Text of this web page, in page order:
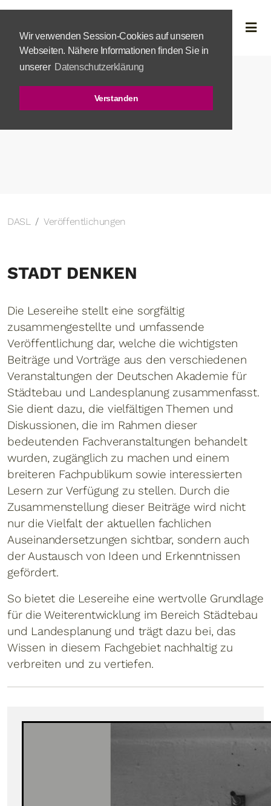
Wir verwenden Session-Cookies auf unseren
Webseiten. Nähere Informationen finden Sie in
unserer Datenschutzerklärung
Verstanden
DASL Veröffentlichungen
STADT DENKEN
Die Lesereihe stellt eine sorgfältig
zusammengestellte und umfassende
Veröffentlichung dar, welche die wichtigsten
Beiträge und Vorträge aus den verschiedenen
Veranstaltungen der Deutschen Akademie für
Städtebau und Landesplanung zusammenfasst.
Sie dient dazu, die vielfältigen Themen und
Diskussionen, die im Rahmen dieser
bedeutenden Fachveranstaltungen behandelt
wurden, zugänglich zu machen und einem
breiteren Fachpublikum sowie interessierten
Lesern zur Verfügung zu stellen. Durch die
Zusammenstellung dieser Beiträge wird nicht
nur die Vielfalt der aktuellen fachlichen
Auseinandersetzungen sichtbar, sondern auch
der Austausch von Ideen und Erkenntnissen
gefördert.
So bietet die Lesereihe eine wertvolle Grundlage
für die Weiterentwicklung im Bereich Städtebau
und Landesplanung und trägt dazu bei, das
Wissen in diesem Fachgebiet nachhaltig zu
verbreiten und zu vertiefen.